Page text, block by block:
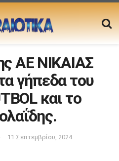
ΑΕ ΝΙΚΑΙΑΣ
γήπεδα του
και το
11 Σεπτεμβρίου, 2024